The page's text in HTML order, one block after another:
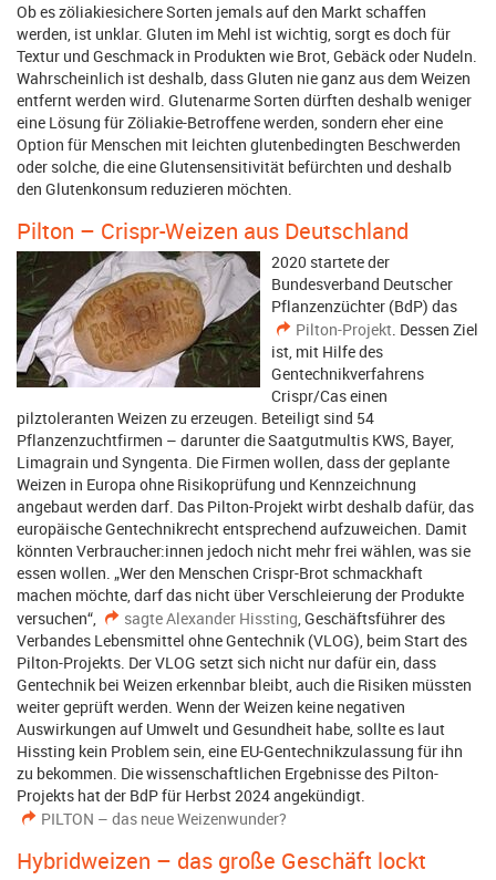
Ob es zöliakiesichere Sorten jemals auf den Markt schaffen
werden, ist unklar. Gluten im Mehl ist wichtig, sorgt es doch für
Textur und Geschmack in Produkten wie Brot, Gebäck oder Nudeln.
Wahrscheinlich ist deshalb, dass Gluten nie ganz aus dem Weizen
entfernt werden wird. Glutenarme Sorten dürften deshalb weniger
eine Lösung für Zöliakie-Betroffene werden, sondern eher eine
Option für Menschen mit leichten glutenbedingten Beschwerden
oder solche, die eine Glutensensitivität befürchten und deshalb
den Glutenkonsum reduzieren möchten.
Pilton – Crispr-Weizen aus Deutschland
2020 startete der
Bundesverband Deutscher
Pflanzenzüchter (BdP) das
Pilton-Projekt. Dessen Ziel
ist, mit Hilfe des
Gentechnikverfahrens
Crispr/Cas einen
pilztoleranten Weizen zu erzeugen. Beteiligt sind 54
Pflanzenzuchtfirmen – darunter die Saatgutmultis KWS, Bayer,
Limagrain und Syngenta. Die Firmen wollen, dass der geplante
Weizen in Europa ohne Risikoprüfung und Kennzeichnung
angebaut werden darf. Das Pilton-Projekt wirbt deshalb dafür, das
europäische Gentechnikrecht entsprechend aufzuweichen. Damit
könnten Verbraucher:innen jedoch nicht mehr frei wählen, was sie
essen wollen. „Wer den Menschen Crispr-Brot schmackhaft
machen möchte, darf das nicht über Verschleierung der Produkte
versuchen“,
sagte Alexander Hissting, Geschäftsführer des
Verbandes Lebensmittel ohne Gentechnik (VLOG), beim Start des
Pilton-Projekts. Der VLOG setzt sich nicht nur dafür ein, dass
Gentechnik bei Weizen erkennbar bleibt, auch die Risiken müssten
weiter geprüft werden. Wenn der Weizen keine negativen
Auswirkungen auf Umwelt und Gesundheit habe, sollte es laut
Hissting kein Problem sein, eine EU-Gentechnikzulassung für ihn
zu bekommen. Die wissenschaftlichen Ergebnisse des Pilton-
Projekts hat der BdP für Herbst 2024 angekündigt.
PILTON – das neue Weizenwunder?
Hybridweizen – das große Geschäft lockt